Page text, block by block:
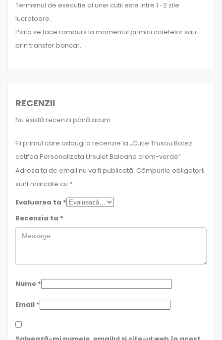
Termenul de executie al unei cutii este intre 1 -2 zile
lucratoare.
Plata se face ramburs la momentul primirii coletelor sau
prin transfer bancar.
RECENZII
Nu există recenzii până acum.
Fii primul care adaugi o recenzie la „Cutie Trusou Botez
catifea Personalizata Ursulet Baloane crem-verde”
Adresa ta de email nu va fi publicată. Câmpurile obligatorii
sunt marcate cu *
Evaluarea ta *
Recenzia ta *
Nume *
Email *